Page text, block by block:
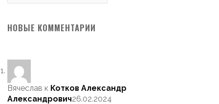
НОВЫЕ КОММЕНТАРИИ
Вячеслав к Котков Александр
Александрович26.02.2024